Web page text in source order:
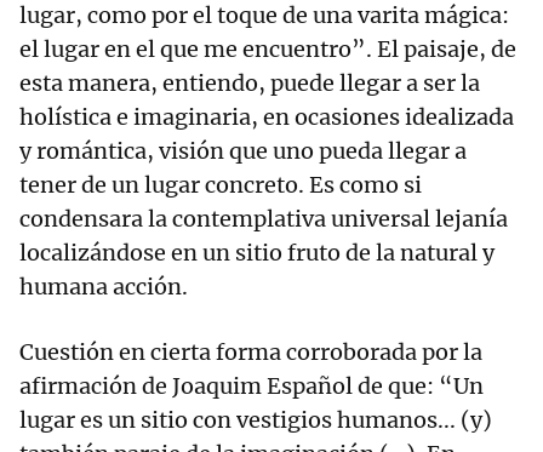
lugar, como por el toque de una varita mágica:
el lugar en el que me encuentro”. El paisaje, de
esta manera, entiendo, puede llegar a ser la
holística e imaginaria, en ocasiones idealizada
y romántica, visión que uno pueda llegar a
tener de un lugar concreto. Es como si
condensara la contemplativa universal lejanía
localizándose en un sitio fruto de la natural y
humana acción.
Cuestión en cierta forma corroborada por la
afirmación de Joaquim Español de que: “Un
lugar es un sitio con vestigios humanos... (y)